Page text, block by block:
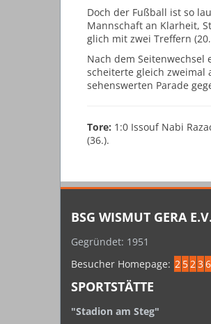
Doch der Fußball ist so
Mannschaft an Klarheit,
glich mit zwei Treffern
Nach dem
scheiterte gleich zweimal
sehenswerten Parade
Tore: 1:0 Issouf Nabi
(36.).
BSG WISMUT GERA E.V.
Gegründet: 1951
Besucher Homepage: 2 523 6
SPORTSTÄTTE
"Stadion am Steg"